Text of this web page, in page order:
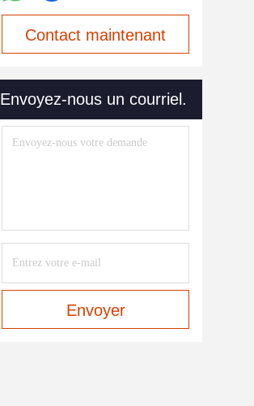
Contact maintenant
Envoyez-nous un courriel.
Envoyer